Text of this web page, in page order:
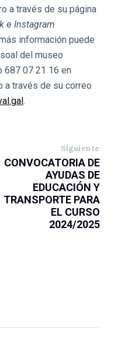
a través de su página
e Instagram
información puede
del museo
687 07 21 16 en
a través de su correo
.
Siguiente
CONVOCATORIA DE
AYUDAS DE
EDUCACIÓN Y
TRANSPORTE PARA
EL CURSO
2024/2025